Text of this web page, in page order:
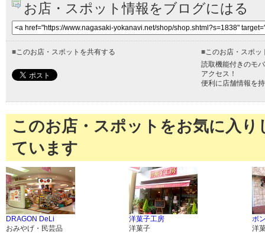
お店・スポット情報をブログにはる
■このお店・スポットを共有する ■このお店・スポッ
読取機能付きのモ
アクセス！
便利に店舗情報を
このお店・スポットをお気に入
ています
DRAGON DeLi
おみやげ・民芸品
洋菓子工房
洋菓子
ボ
洋